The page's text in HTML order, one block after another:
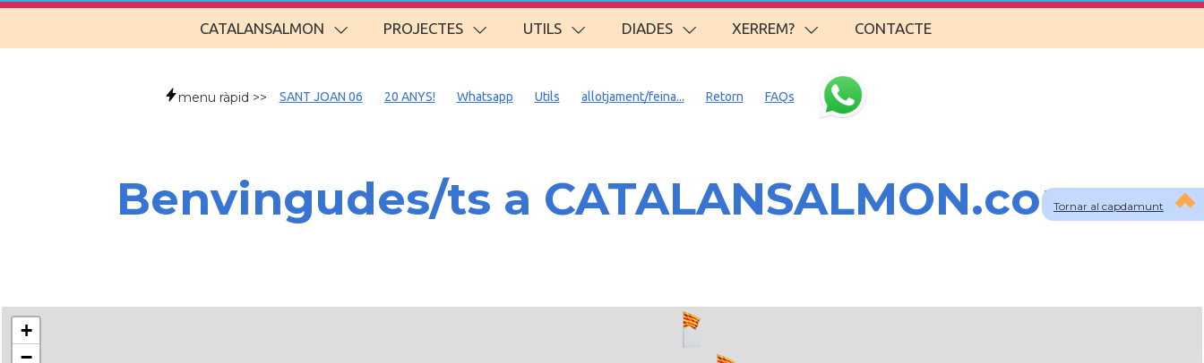
CATALANSALMON PROJECTES UTILS DIADES XERREM? CONTACTE
Tornar al capdamunt
menu ràpid >> SANT JOAN 06 20 ANYS! Whatsapp Utils allotjament/feina... Retorn FAQs
Benvingudes/ts a CATALANSALMON.com
+
−